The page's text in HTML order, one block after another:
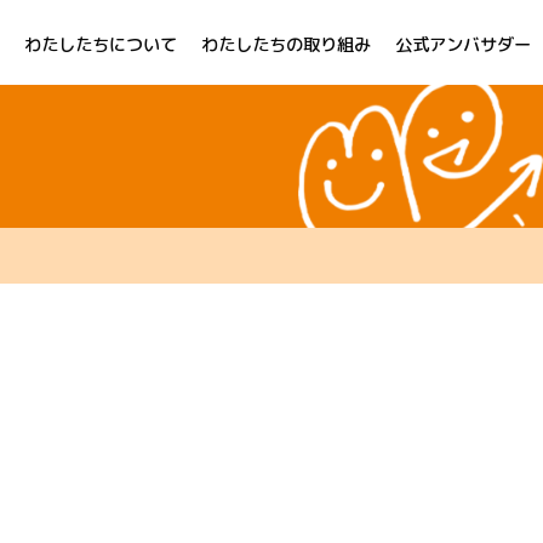
わたしたちについて わたしたちの取り組み 公式アンバサダー